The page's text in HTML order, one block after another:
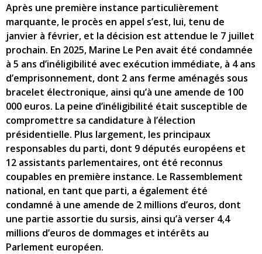
Après une première instance particulièrement
marquante, le procès en appel s’est, lui, tenu de
janvier à février, et la décision est attendue le 7 juillet
prochain. En 2025, Marine Le Pen avait été condamnée
à 5 ans d’inéligibilité avec exécution immédiate, à 4 ans
d’emprisonnement, dont 2 ans ferme aménagés sous
bracelet électronique, ainsi qu’à une amende de 100
000 euros. La peine d’inéligibilité était susceptible de
compromettre sa candidature à l’élection
présidentielle. Plus largement, les principaux
responsables du parti, dont 9 députés européens et
12 assistants parlementaires, ont été reconnus
coupables en première instance. Le Rassemblement
national, en tant que parti, a également été
condamné à une amende de 2 millions d’euros, dont
une partie assortie du sursis, ainsi qu’à verser 4,4
millions d’euros de dommages et intérêts au
Parlement européen.